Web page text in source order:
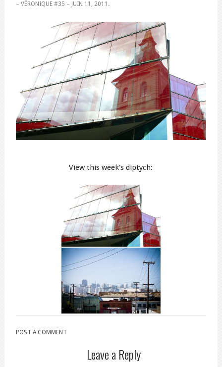
– VÉRONIQUE #35 – JUIN 11, 2011.
View this week's diptych:
POST A COMMENT
Leave a Reply